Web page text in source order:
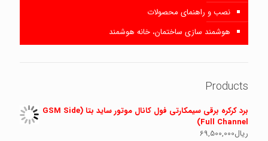
نصب و راهنمای محصولات
هوشمند سازی ساختمان، خانه هوشمند
Products
برد کرکره برقی سیمکارتی فول کانال موتور ساید بتا (GSM Side
Full Channel)
ریال69,500,000